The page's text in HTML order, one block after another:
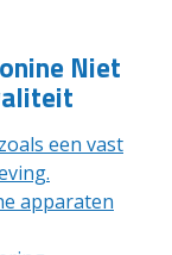
Niet
een vast
apparaten